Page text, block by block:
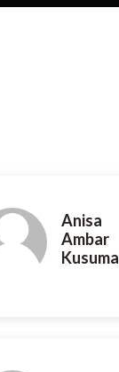
Anisa
Ambar
Kusuma